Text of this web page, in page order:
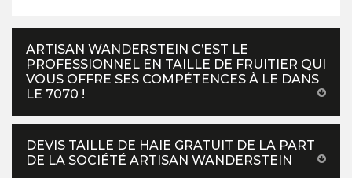
ARTISAN WANDERSTEIN C’EST LE
PROFESSIONNEL EN TAILLE DE FRUITIER QUI
VOUS OFFRE SES COMPÉTENCES À LE DANS
LE 7070 !
DEVIS TAILLE DE HAIE GRATUIT DE LA PART
DE LA SOCIÉTÉ ARTISAN WANDERSTEIN